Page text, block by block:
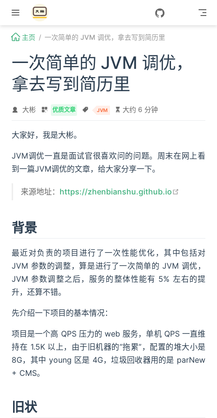
Skip to content
主页 一次简单的 JVM 调优，拿去写到简历里
一次简单的 JVM 调优，
拿去写到简历里
大彬 优质文章 JVM 大约 6 分钟
大家好，我是大彬。
JVM调优一直是面试官很喜欢问的问题。周末在网上看
到一篇JVM调优的文章，给大家分享一下。
来源地址： https://zhenbianshu.github.io
背景
最近对负责的项目进行了一次性能优化，其中包括对
JVM 参数的调整，算是进行了一次简单的 JVM 调优，
JVM 参数调整之后，服务的整体性能有 5% 左右的提
升，还算不错。
先介绍一下项目的基本情况：
项目是一个高 QPS 压力的 web 服务，单机 QPS 一直维
持在 1.5K 以上，由于旧机器的”拖累”，配置的堆大小是
8G，其中 young 区是 4G，垃圾回收器用的是 parNew
+ CMS。
旧状